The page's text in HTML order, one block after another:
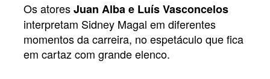
Os atoresJuan Alba e Luís Vasconcelos
interpretam Sidney Magal em diferentes
momentos da carreira, no espetáculo que fica
em cartaz com grande elenco.